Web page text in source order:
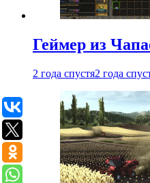
Геймер из
2 года спустя2 года